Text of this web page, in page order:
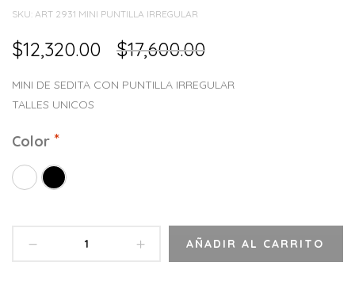
SKU: ART 2931 MINI PUNTILLA IRREGULAR
$17,600.00
$12,320.00
MINI DE SEDITA CON PUNTILLA IRREGULAR
TALLES UNICOS
Color
AÑADIR AL CARRITO